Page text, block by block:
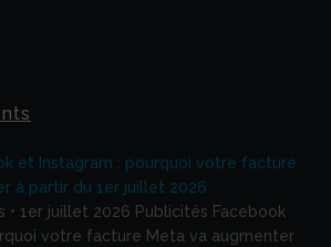
et Instagram : pourquoi votre facture
à partir du 1er juillet 2026
• 1er juillet 2026 Publicités Facebook
votre facture Meta va augmenter